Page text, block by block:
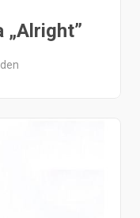
„Alright”